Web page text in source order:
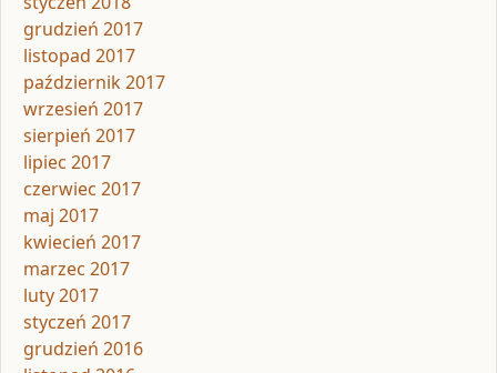
grudzień 2017
listopad 2017
październik 2017
wrzesień 2017
sierpień 2017
lipiec 2017
czerwiec 2017
maj 2017
kwiecień 2017
marzec 2017
luty 2017
styczeń 2017
grudzień 2016